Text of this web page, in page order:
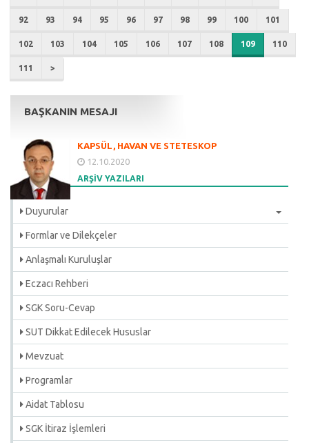
92 93 94 95 96 97 98 99 100 101
102 103 104 105 106 107 108 109 110
111 >
BAŞKANIN MESAJI
KAPSÜL, HAVAN VE STETESKOP
12.10.2020
ARŞİV YAZILARI
Duyurular
Formlar ve Dilekçeler
Anlaşmalı Kuruluşlar
Eczacı Rehberi
SGK Soru-Cevap
SUT Dikkat Edilecek Hususlar
Mevzuat
Programlar
Aidat Tablosu
SGK İtiraz İşlemleri